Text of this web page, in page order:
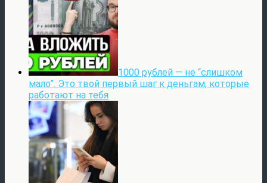
1000 рублей — не “слишком
мало”. Это твой первый шаг к деньгам, которые
работают на тебя